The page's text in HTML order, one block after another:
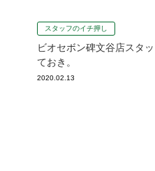
スタッフのイチ押し
ビオセボン碑文谷店スタ
ておき。
2020.02.13